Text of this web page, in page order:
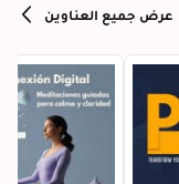
عرض جميع العناوين